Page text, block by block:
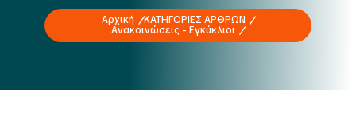
Αρχική
ΚΑΤΗΓΟΡΙΕΣ ΑΡΘΡΩΝ
Ανακοινώσεις - Εγκύκλιοι